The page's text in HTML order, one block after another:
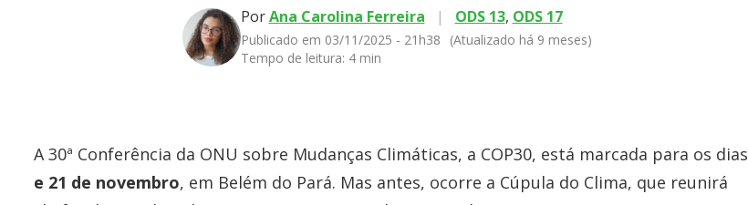
PorAna Carolina Ferreira | ODS 13, ODS 17
Publicado em 03/11/2025 - 21h38
(Atualizado há 9 meses)
Tempo de leitura: 4 min
A 30ª Conferência da ONU sobre Mudanças Climáticas, a COP30, está marcada para os dias
e 21 de novembro, em Belém do Pará. Mas antes, ocorre a Cúpula do Clima, que reunirá